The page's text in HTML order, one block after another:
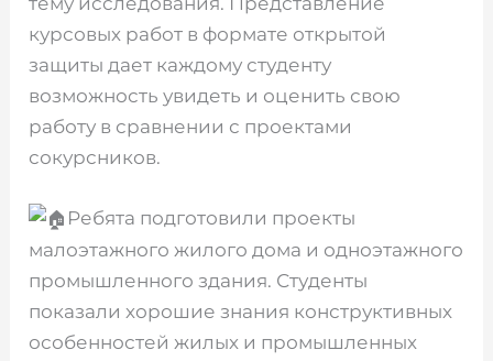
курсовых работ в формате открытой
защиты дает каждому студенту
возможность увидеть и оценить свою
работу в сравнении с проектами
сокурсников.
Ребята подготовили проекты
малоэтажного жилого дома и одноэтажного
промышленного здания. Студенты
показали хорошие знания конструктивных
особенностей жилых и промышленных